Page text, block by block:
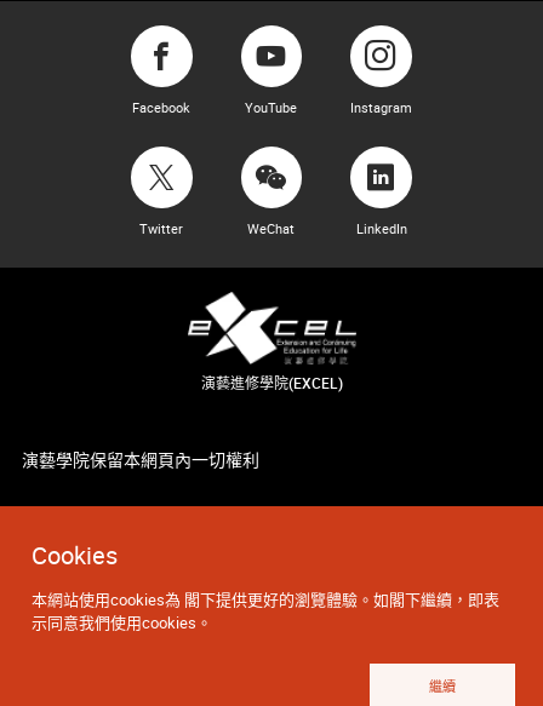
Cookies
本網站使用cookies為 閣下提供更好的瀏覽體驗。如閣下繼續，即表
示同意我們使用cookies。
繼續
Facebook YouTube Instagram
Twitter WeChat LinkedIn
演藝進修學院(EXCEL)
演藝學院保留本網頁內一切權利